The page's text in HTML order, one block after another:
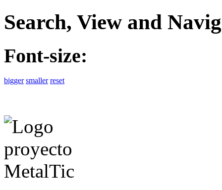
Search, View and
Font-size:
bigger smaller reset